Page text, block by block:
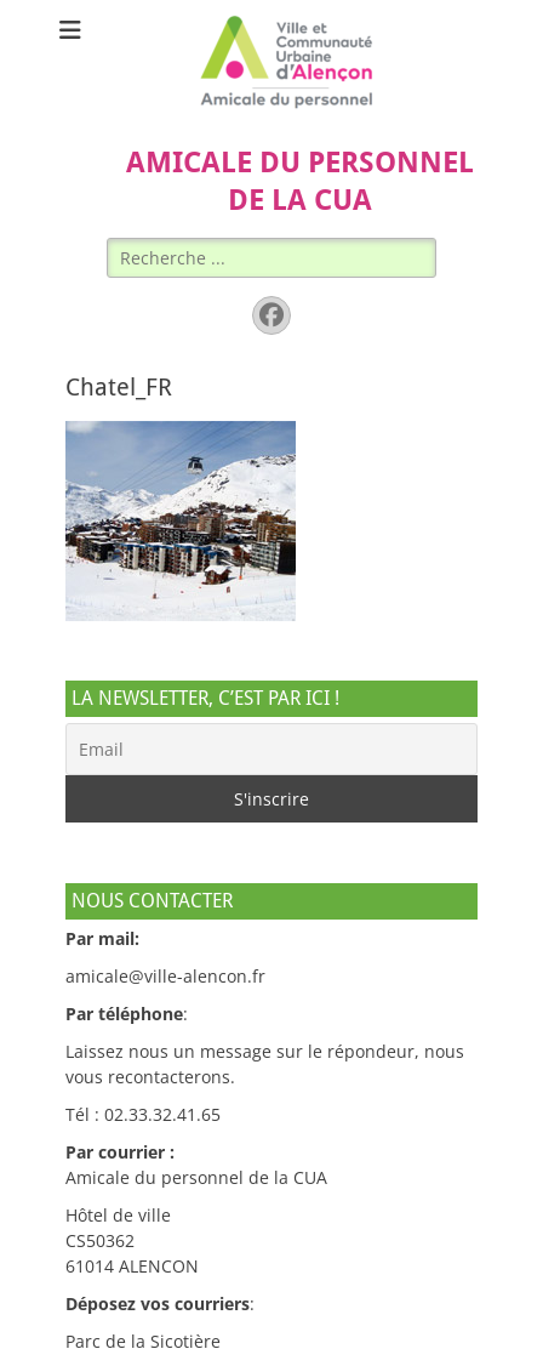
AMICALE DU PERSONNEL
DE LA CUA
Rechercher :
Facebook
Chatel_FR
LA NEWSLETTER, C’EST PAR ICI !
NOUS CONTACTER
Par mail:
amicale@ville-alencon.fr
Par téléphone:
Laissez nous un message sur le répondeur, nous
vous recontacterons.
Tél : 02.33.32.41.65
Par courrier :
Amicale du personnel de la CUA
Hôtel de ville
CS50362
61014 ALENCON
Déposez vos courriers:
Parc de la Sicotière